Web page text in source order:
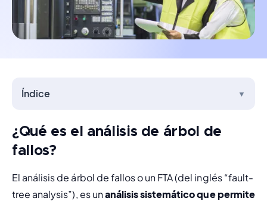
Índice ▼
¿Qué es el análisis de árbol de
fallos?
El análisis de árbol de fallos o un FTA (del inglés “fault-
tree analysis”), es un análisis sistemático que permite